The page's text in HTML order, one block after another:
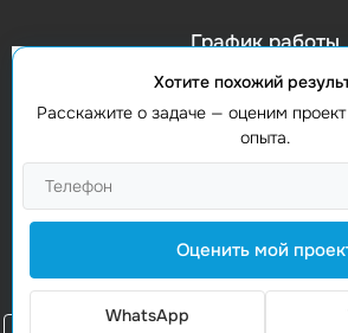
График работы
(Пн-Пт) 9:00 -
Контакты
Studio Webmaster
Молдова, Кишинев, MD-
Vasile Alecsandri
Хотите похожий
Расскажите о задаче — оценим
опыта.
Оценить мой
WhatsApp